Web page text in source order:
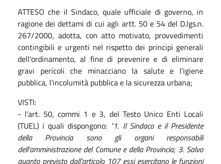
ATTESO che il Sindaco, quale ufficiale di governo, in
ragione dei dettami di cui agli artt. 50 e 54 del D.lgs.n.
267/2000, adotta, con atto motivato, provvedimenti
contingibili e urgenti nel rispetto dei principi generali
dell'ordinamento, al fine di prevenire e di eliminare
gravi pericoli che minacciano la salute e l’igiene
pubblica, l'incolumità pubblica e la sicurezza urbana;
VISTI:
- l’art. 50, commi 1 e 3, del Testo Unico Enti Locali
(TUEL) i quali dispongono: "1. Il Sindaco e il Presidente
della Provincia sono gli organi responsabili
dell'amministrazione del Comune e della Provincia; 3. Salvo
quanto previsto dall'articolo 107 essi esercitano le funzioni